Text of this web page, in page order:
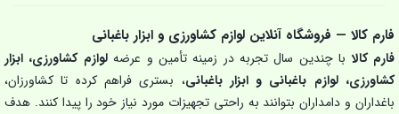
فارم کالا — فروشگاه آنلاین لوازم کشاورزی و ابزار باغبانی
فارم کالا با چندین سال تجربه در زمینه تأمین و عرضهلوازم کشاورزی، ابزار
کشاورزی، لوازم باغبانی و ابزار باغبانی، بستری فراهم کرده تا کشاورزان،
باغداران و دامداران بتوانند به راحتی تجهیزات مورد نیاز خود را پیدا کنند. هدف